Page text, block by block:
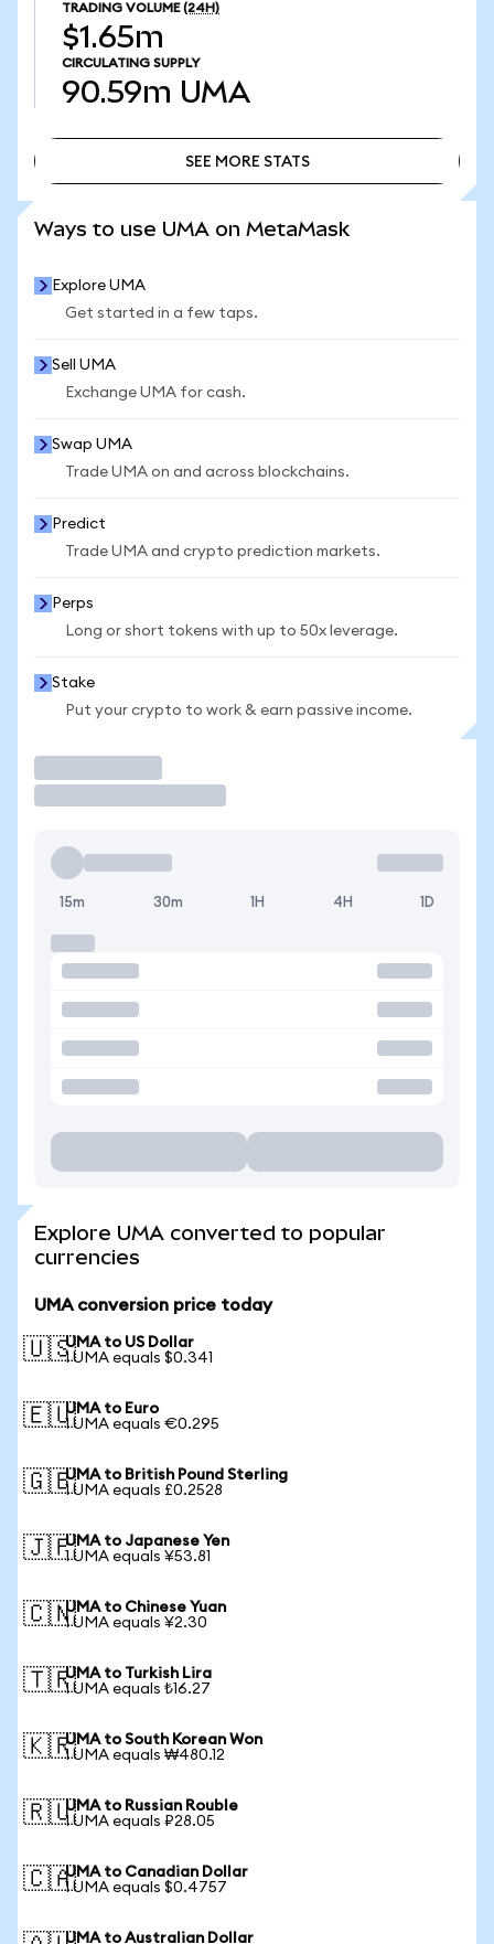
TRADING VOLUME (24H)
$1.65m
CIRCULATING SUPPLY
90.59m UMA
SEE MORE STATS
Ways to use UMA on MetaMask
Explore UMA
Get started in a few taps.
Sell UMA
Exchange UMA for cash.
Swap UMA
Trade UMA on and across blockchains.
Predict
Trade UMA and crypto prediction markets.
Perps
Long or short tokens with up to 50x leverage.
Stake
Put your crypto to work & earn passive income.
15m 30m 1H 4H 1D
Explore UMA converted to popular
currencies
UMA conversion price today
🇺🇸UMA to US Dollar
1 UMA equals $0.341
🇪🇺UMA to Euro
1 UMA equals €0.295
🇬🇧UMA to British Pound Sterling
1 UMA equals £0.2528
🇯🇵UMA to Japanese Yen
1 UMA equals ¥53.81
🇨🇳UMA to Chinese Yuan
1 UMA equals ¥2.30
🇹🇷UMA to Turkish Lira
1 UMA equals ₺16.27
🇰🇷UMA to South Korean Won
1 UMA equals ₩480.12
🇷🇺UMA to Russian Rouble
1 UMA equals ₽28.05
🇨🇦UMA to Canadian Dollar
1 UMA equals $0.4757
UMA to Australian Dollar